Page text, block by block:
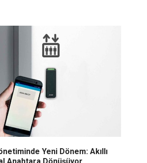
Yeni Dönem: Akıllı